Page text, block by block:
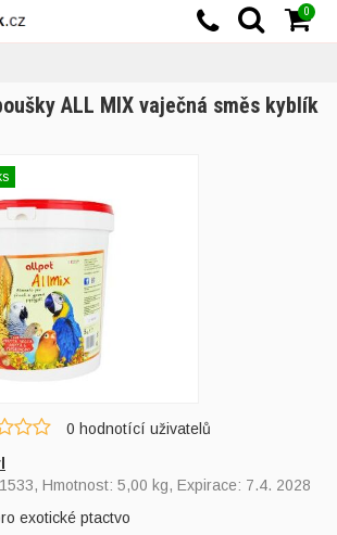
ALL MIX vaječná směs kyblík
0 hodnotící uživatelů
, Hmotnost: 5,00 kg, Expirace: 7.4. 2028
exotické ptactvo
0